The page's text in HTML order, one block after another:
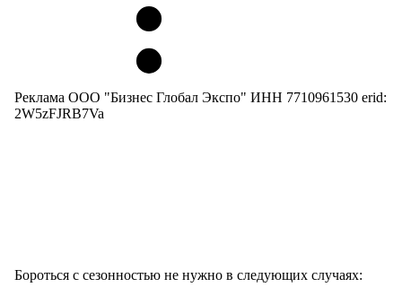
Реклама ООО "Бизнес Глобал Экспо" ИНН 7710961530 erid:
2W5zFJRB7Va
Бороться с сезонностью не нужно в следующих случаях: